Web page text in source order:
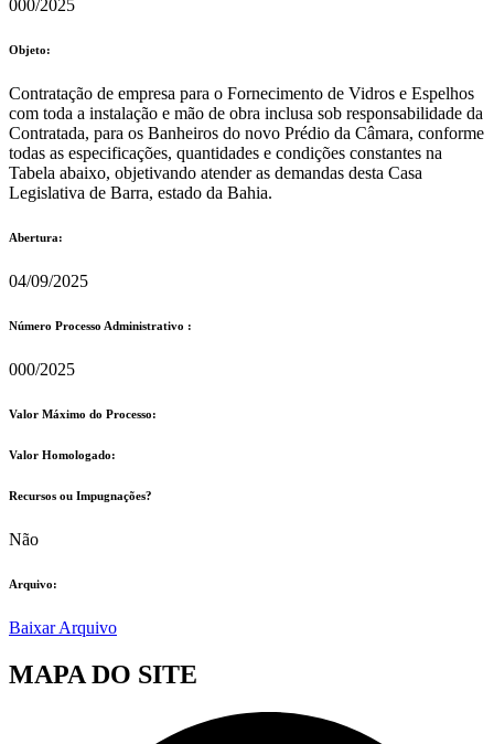
000/2025
Objeto:
Contratação de empresa para o Fornecimento de Vidros e Espelhos
com toda a instalação e mão de obra inclusa sob responsabilidade da
Contratada, para os Banheiros do novo Prédio da Câmara, conforme
todas as especificações, quantidades e condições constantes na
Tabela abaixo, objetivando atender as demandas desta Casa
Legislativa de Barra, estado da Bahia.
Abertura:
04/09/2025
Número Processo Administrativo :
000/2025
Valor Máximo do Processo: ​
Valor Homologado: ​
Recursos ou Impugnações? ​
Não
Arquivo:
Baixar Arquivo
MAPA DO SITE